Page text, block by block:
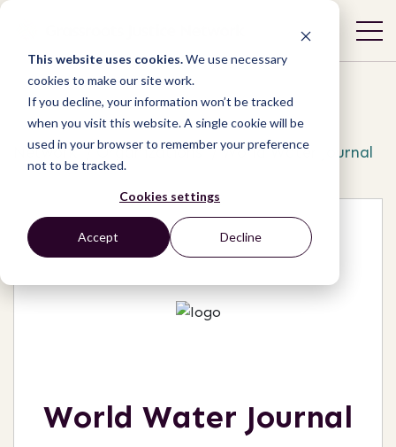
This website uses cookies.We use necessary
cookies to make our site work.
If you decline, your information won’t be tracked
when you visit this website. A single cookie will be
used in your browser to remember your preference
not to be tracked.
Cookies settings
Accept Decline
Network / Organizations / World Water Journal
World Water Journal